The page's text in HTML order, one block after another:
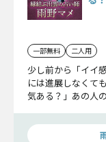
一部無料 二人用
少し前から「イイ
には進展しなくて
気ある？」あの人